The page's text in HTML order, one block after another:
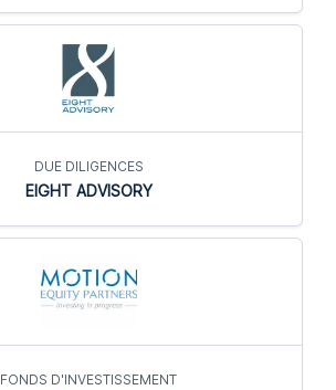
DUE DILIGENCES
EIGHT ADVISORY
FONDS D'INVESTISSEMENT